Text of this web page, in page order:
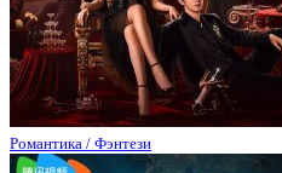
Романтика / Фэнтези